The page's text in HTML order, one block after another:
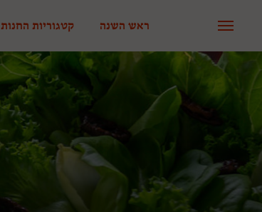
ראש השנה קטגוריות החנות